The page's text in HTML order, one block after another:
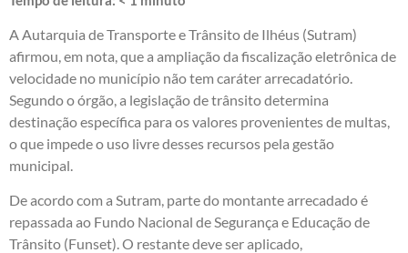
A Autarquia de Transporte e Trânsito de Ilhéus (Sutram)
afirmou, em nota, que a ampliação da fiscalização eletrônica de
velocidade no município não tem caráter arrecadatório.
Segundo o órgão, a legislação de trânsito determina
destinação específica para os valores provenientes de multas,
o que impede o uso livre desses recursos pela gestão
municipal.
De acordo com a Sutram, parte do montante arrecadado é
repassada ao Fundo Nacional de Segurança e Educação de
Trânsito (Funset). O restante deve ser aplicado,